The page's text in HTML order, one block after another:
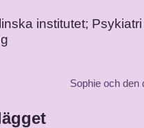
institutet;
Sophie och den